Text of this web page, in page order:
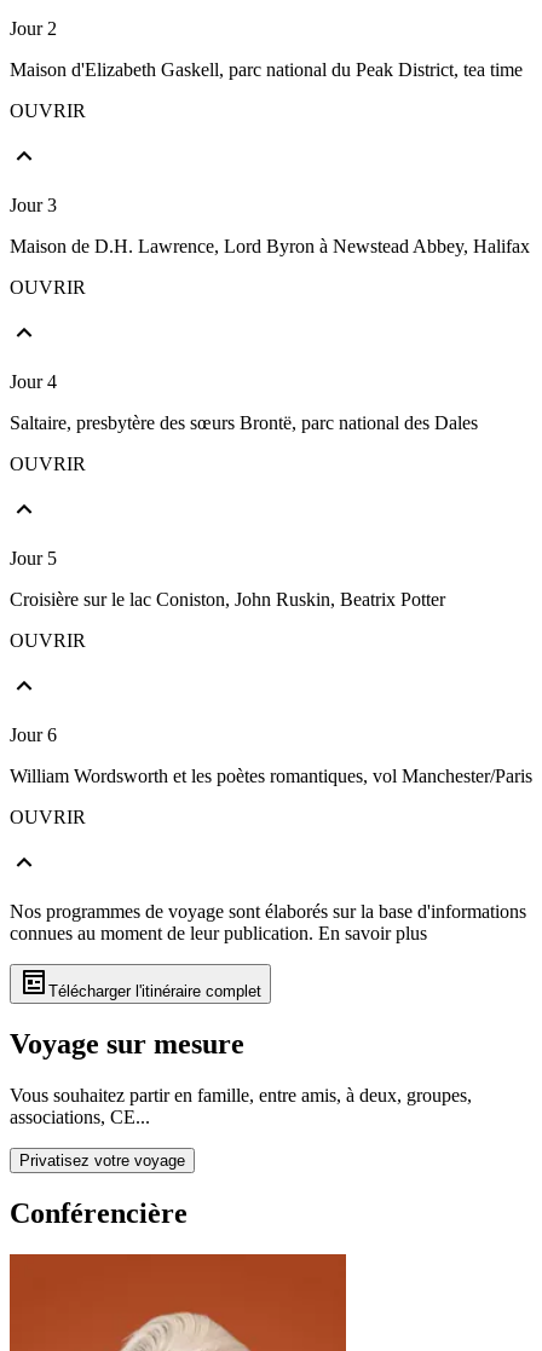
Jour 2
Maison d'Elizabeth Gaskell, parc national du Peak District, tea time
OUVRIR
Jour 3
Maison de D.H. Lawrence, Lord Byron à Newstead Abbey, Halifax
OUVRIR
Jour 4
Saltaire, presbytère des sœurs Brontë, parc national des Dales
OUVRIR
Jour 5
Croisière sur le lac Coniston, John Ruskin, Beatrix Potter
OUVRIR
Jour 6
William Wordsworth et les poètes romantiques, vol Manchester/Paris
OUVRIR
Nos programmes de voyage sont élaborés sur la base d'informations
connues au moment de leur publication. En savoir plus
Télécharger l'itinéraire complet
Voyage sur mesure
Vous souhaitez partir en famille, entre amis, à deux, groupes,
associations, CE...
Privatisez votre voyage
Conférencière